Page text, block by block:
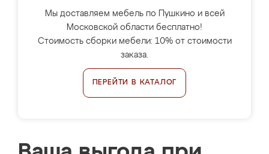
Мы доставляем мебель по Пушкино и всей
Московской области бесплатно!
Стоимость сборки мебели: 10% от стоимости
заказа.
ПЕРЕЙТИ В КАТАЛОГ